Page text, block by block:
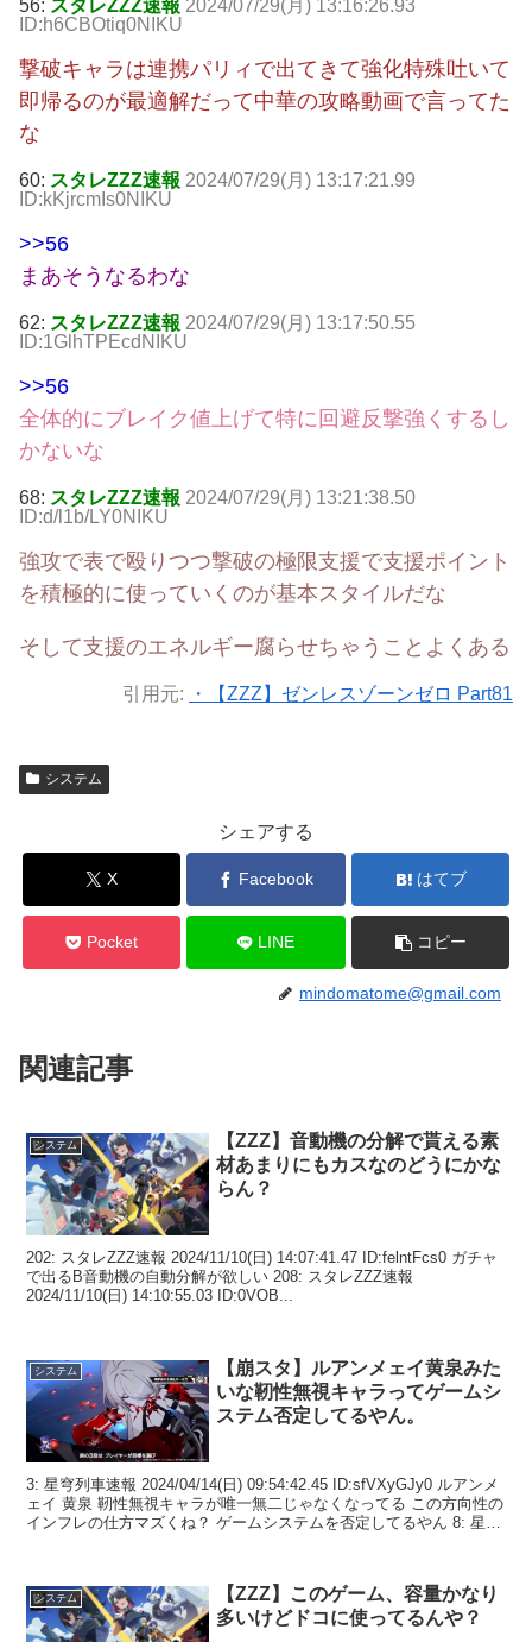
56: スタレZZZ速報 2024/07/29(月) 13:16:26.93
ID:h6CBOtiq0NIKU
撃破キャラは連携パリィで出てきて強化特殊吐いて
即帰るのが最適解だって中華の攻略動画で言ってた
な
60: スタレZZZ速報 2024/07/29(月) 13:17:21.99
ID:kKjrcmIs0NIKU
>>56
まあそうなるわな
62: スタレZZZ速報 2024/07/29(月) 13:17:50.55
ID:1GlhTPEcdNIKU
>>56
全体的にブレイク値上げて特に回避反撃強くするし
かないな
68: スタレZZZ速報 2024/07/29(月) 13:21:38.50
ID:d/l1b/LY0NIKU
強攻で表で殴りつつ撃破の極限支援で支援ポイント
を積極的に使っていくのが基本スタイルだな
そして支援のエネルギー腐らせちゃうことよくある
引用元: ・【ZZZ】ゼンレスゾーンゼロ Part81
システム
シェアする
X Facebook はてブ
Pocket LINE コピー
mindomatome@gmail.com
関連記事
システム
【ZZZ】音動機の分解で貰える素
材あまりにもカスなのどうにかな
らん？
202: スタレZZZ速報 2024/11/10(日) 14:07:41.47 ID:felntFcs0 ガチャ
で出るB音動機の自動分解が欲しい 208: スタレZZZ速報
2024/11/10(日) 14:10:55.03 ID:0VOB...
システム
【崩スタ】ルアンメェイ黄泉みた
いな靭性無視キャラってゲームシ
ステム否定してるやん。
3: 星穹列車速報 2024/04/14(日) 09:54:42.45 ID:sfVXyGJy0 ルアンメ
ェイ 黄泉 靭性無視キャラが唯一無二じゃなくなってる この方向性の
インフレの仕方マズくね？ ゲームシステムを否定してるやん 8: 星
システム
【ZZZ】このゲーム、容量かなり
多いけどドコに使ってるんや？